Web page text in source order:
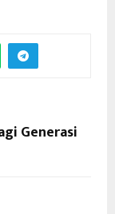
Generasi